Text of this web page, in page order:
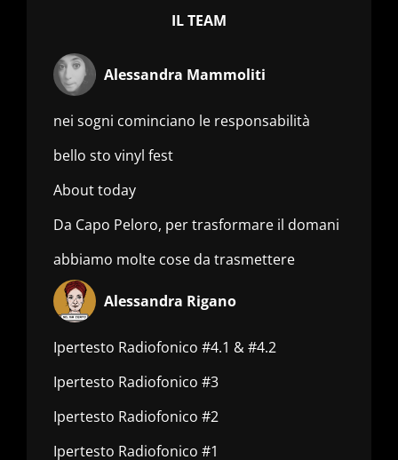
IL TEAM
Alessandra Mammoliti
nei sogni cominciano le responsabilità
bello sto vinyl fest
About today
Da Capo Peloro, per trasformare il domani
abbiamo molte cose da trasmettere
Alessandra Rigano
Ipertesto Radiofonico #4.1 & #4.2
Ipertesto Radiofonico #3
Ipertesto Radiofonico #2
Ipertesto Radiofonico #1